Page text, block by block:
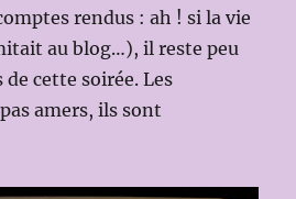
rendus : ah ! si la vie
au blog…), il reste peu
de cette soirée. Les
amers, ils sont